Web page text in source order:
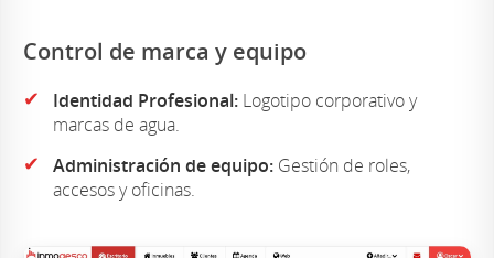
Control de marca y equipo
✔ Identidad Profesional: Logotipo corporativo y
marcas de agua.
✔ Administración de equipo: Gestión de roles,
accesos y oficinas.